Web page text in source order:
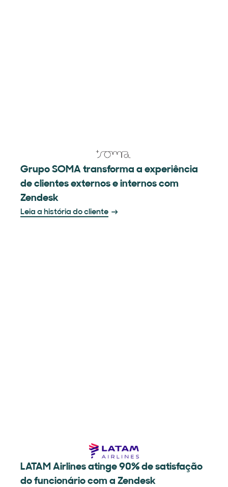
Grupo SOMA transforma a experiência
de clientes externos e internos com
Zendesk
Leia a história do cliente
LATAM Airlines atinge 90% de satisfação
do funcionário com a Zendesk